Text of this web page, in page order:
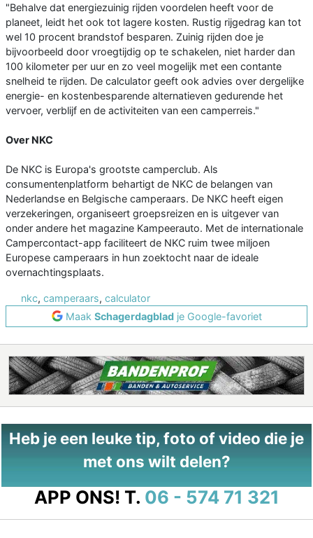
"Behalve dat energiezuinig rijden voordelen heeft voor de
planeet, leidt het ook tot lagere kosten. Rustig rijgedrag kan tot
wel 10 procent brandstof besparen. Zuinig rijden doe je
bijvoorbeeld door vroegtijdig op te schakelen, niet harder dan
100 kilometer per uur en zo veel mogelijk met een contante
snelheid te rijden. De calculator geeft ook advies over dergelijke
energie- en kostenbesparende alternatieven gedurende het
vervoer, verblijf en de activiteiten van een camperreis."
Over NKC
De NKC is Europa's grootste camperclub. Als
consumentenplatform behartigt de NKC de belangen van
Nederlandse en Belgische camperaars. De NKC heeft eigen
verzekeringen, organiseert groepsreizen en is uitgever van
onder andere het magazine Kampeerauto. Met de internationale
Campercontact-app faciliteert de NKC ruim twee miljoen
Europese camperaars in hun zoektocht naar de ideale
overnachtingsplaats.
nkc, camperaars, calculator
Maak Schagerdagbladje Google-favoriet
Heb je een leuke tip, foto of video die je
met ons wilt delen?
APP ONS! T. 06 - 574 71 321